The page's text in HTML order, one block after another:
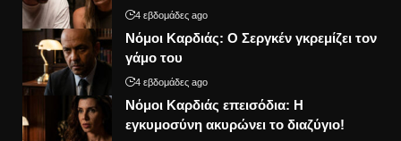
4 εβδομάδες ago
Νόμοι Καρδιάς: Ο Σεργκέν γκρεμίζει τον
γάμο του
4 εβδομάδες ago
Νόμοι Καρδιάς επεισόδια: Η
εγκυμοσύνη ακυρώνει το διαζύγιο!